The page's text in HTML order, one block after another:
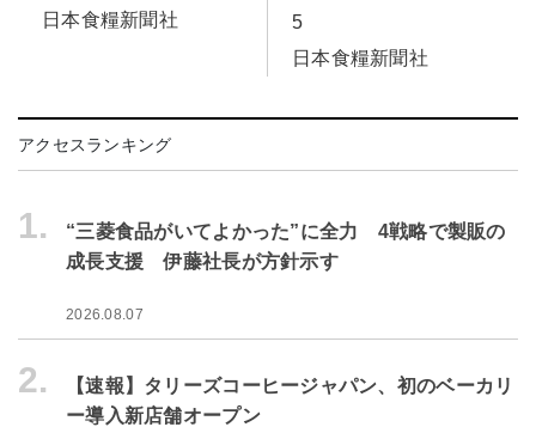
日本食糧新聞社
5
日本食糧新聞社
アクセスランキング
1.
“三菱食品がいてよかった”に全力 4戦略で製販の
成長支援 伊藤社長が方針示す
2026.08.07
2.
【速報】タリーズコーヒージャパン、初のベーカリ
ー導入新店舗オープン